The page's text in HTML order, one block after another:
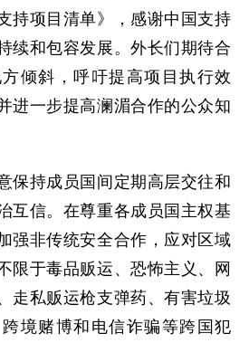
持项目清单》，感谢中国支持
续和包容发展。外长们期待合
倾斜，呼吁提高项目执行效
进一步提高澜湄合作的公众知
持成员国间定期高层交往和
互信。在尊重各成员国主权基
强非传统安全合作，应对区域
限于毒品贩运、恐怖主义、网
走私贩运枪支弹药、有害垃圾
境赌博和电信诈骗等跨国犯